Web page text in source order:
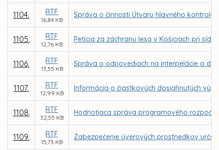
1104. RTF
16,84 KB
Správa o činnosti Útvaru hlavného
1105. RTF
12,76 KB
Petícia za záchranu lesa v Košiciach pri
1106. RTF
13,55 KB
Správa o odpovediach na interpelácie a
1107. RTF
12,99 KB
Informácia o čiastkových dosiahnutých
1108. RTF
32,55 KB
Hodnotiaca správa programového
1109. RTF
15,73 KB
Zabezpečenie úverových prostriedkov